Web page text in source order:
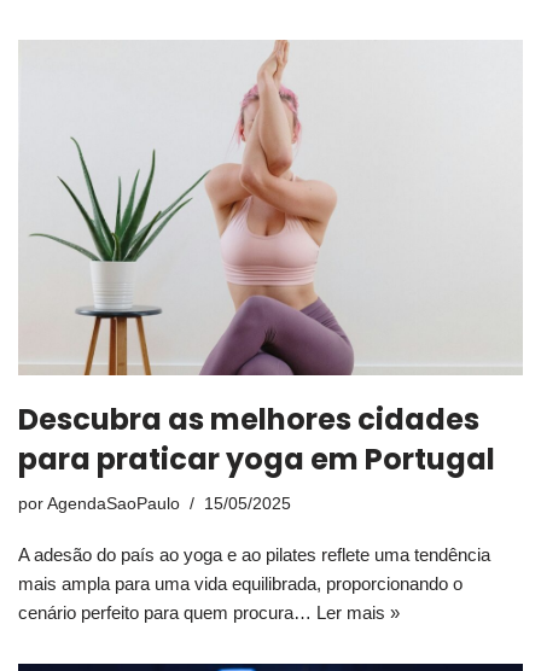
Descubra as melhores cidades
para praticar yoga em Portugal
por AgendaSaoPaulo 15/05/2025
A adesão do país ao yoga e ao pilates reflete uma tendência
mais ampla para uma vida equilibrada, proporcionando o
cenário perfeito para quem procura… Ler mais »